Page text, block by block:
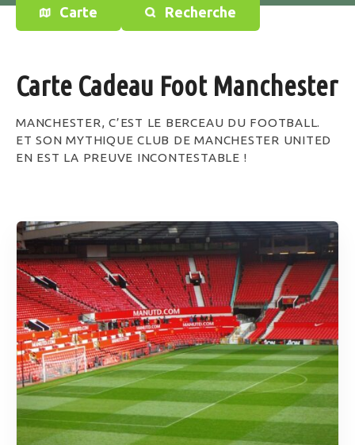
t
Carte Recherche
Carte Cadeau Foot Manchester
MANCHESTER, C’EST LE BERCEAU DU FOOTBALL.
ET SON MYTHIQUE CLUB DE MANCHESTER UNITED
EN EST LA PREUVE INCONTESTABLE !